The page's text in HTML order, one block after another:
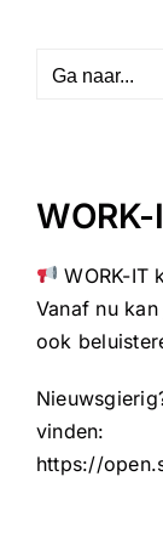
contentGa naar...
WORK-IT
Vanaf nu
ook
vinden:
https://